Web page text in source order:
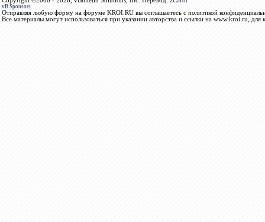
vB.Sponsors
Отправляя любую форму на форуме KROI.RU вы соглашаетесь с политикой
Все материалы могут использоваться при указании авторства и ссылки на www.kroi.ru, для